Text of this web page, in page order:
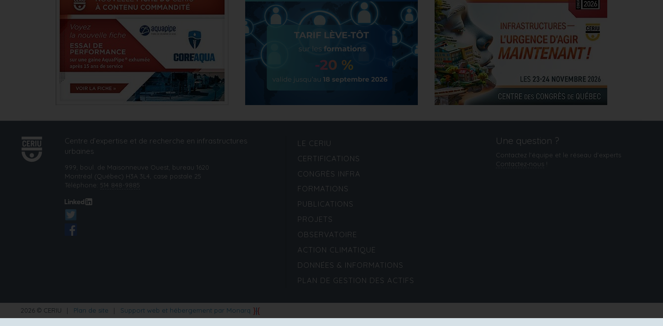
Centre d’expertise et de recherche en infrastructures
urbaines
999, boul. de Maisonneuve Ouest, bureau 1620
Montréal (Québec) H3A 3L4, case postale 25
Téléphone: 514 848-9885
LE CERIU
CERTIFICATIONS
CONGRÈS INFRA
FORMATIONS
PUBLICATIONS
PROJETS
OBSERVATOIRE
ACTION CLIMATIQUE
DONNÉES & INFORMATIONS
PLAN DE GESTION DES ACTIFS
Une question ?
Contactez l'équipe et le réseau d’experts
Contactez‑nous!
2026 © CERIU | Plan de site | Support web et hébergement par Monarq